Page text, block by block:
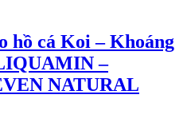
hồ cá Koi – Khoáng
–
NATURAL